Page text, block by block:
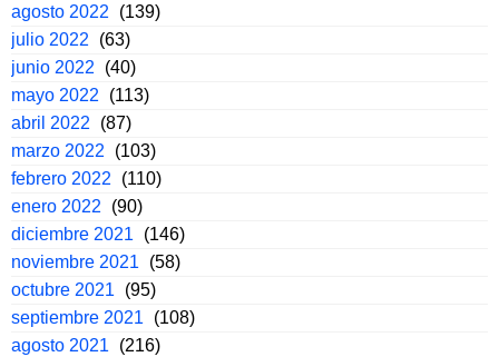
agosto 2022
(139)
julio 2022
(63)
junio 2022
(40)
mayo 2022
(113)
abril 2022
(87)
marzo 2022
(103)
febrero 2022
(110)
enero 2022
(90)
diciembre 2021
(146)
noviembre 2021
(58)
octubre 2021
(95)
septiembre 2021
(108)
agosto 2021
(216)